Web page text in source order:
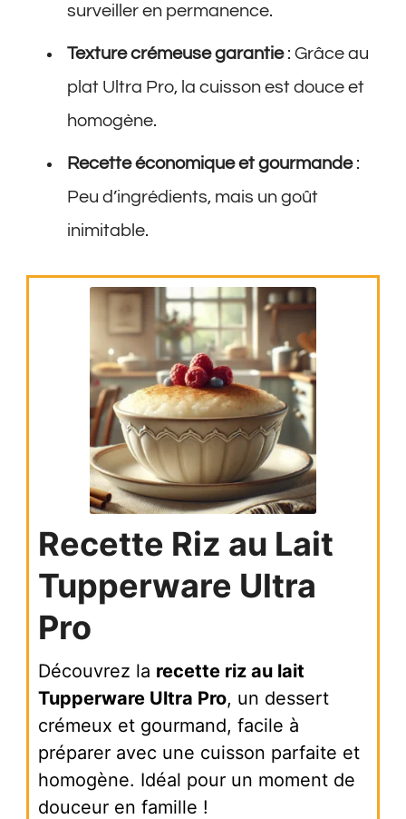
surveiller en permanence.
Texture crémeuse garantie: Grâce au
plat Ultra Pro, la cuisson est douce et
homogène.
Recette économique et gourmande:
Peu d’ingrédients, mais un goût
inimitable.
Recette Riz au Lait
Tupperware Ultra
Pro
Découvrez la recette riz au lait
Tupperware Ultra Pro, un dessert
crémeux et gourmand, facile à
préparer avec une cuisson parfaite et
homogène. Idéal pour un moment de
douceur en famille !